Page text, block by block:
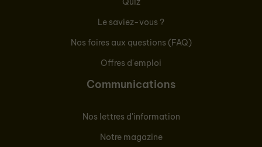
Le saviez-vous ?
Nos foires aux questions (FAQ)
Offres d'emploi
Communications
Nos lettres d'information
Notre magazine